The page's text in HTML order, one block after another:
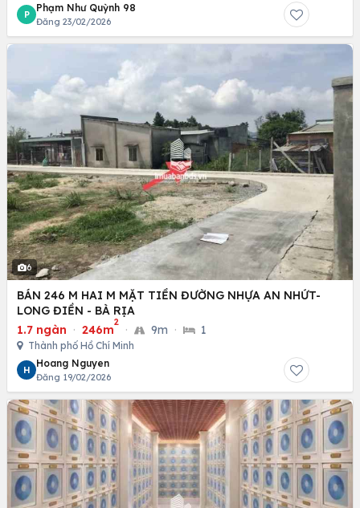
P
Phạm Như Quỳnh 98
Đăng 23/02/2026
6
BÁN 246 M HAI M MẶT TIỀN ĐƯỜNG NHỰA AN NHỨT-
LONG ĐIỀN - BÀ RỊA
1.7 ngàn · 246m
2
· 9m · 1
Thành phố Hồ Chí Minh
H
Hoang Nguyen
Đăng 19/02/2026